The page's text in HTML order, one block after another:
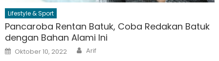
Lifestyle & Sport
Pancaroba Rentan Batuk, Coba Redakan Batuk
dengan Bahan Alami Ini
Posted
on
Oktober 10, 2022 Author
Arif